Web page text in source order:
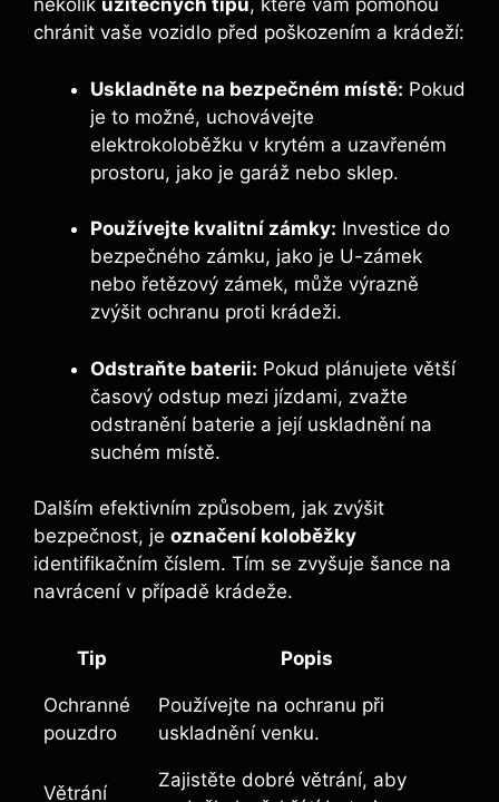
několik užitečných tipů, které vám pomohou
chránit vaše vozidlo před poškozením a krádeží:
Uskladněte na bezpečném místě: Pokud
je to možné, uchovávejte
elektrokoloběžku v krytém a uzavřeném
prostoru, jako je garáž nebo sklep.
Používejte kvalitní zámky: Investice do
bezpečného zámku, jako je U-zámek
nebo řetězový zámek, může výrazně
zvýšit ochranu proti krádeži.
Odstraňte baterii: Pokud plánujete větší
časový odstup mezi jízdami, zvažte
odstranění baterie a její uskladnění na
suchém místě.
Dalším efektivním způsobem, jak zvýšit
bezpečnost, je označení koloběžky
identifikačním číslem. Tím se zvyšuje šance na
navrácení v případě krádeže.
Tip Popis
Ochranné
pouzdro
Používejte na ochranu při
uskladnění venku.
Větrání
Zajistěte dobré větrání, aby